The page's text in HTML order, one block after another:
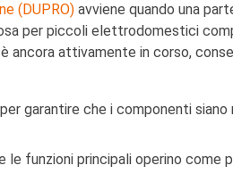
(DUPRO) avviene quando una
per piccoli elettrodomestici
attivamente in corso,
garantire che i componenti
le funzioni principali operino